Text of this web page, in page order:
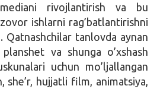
rivojlantirish va bu
ishlarni rag’batlantirishni
Qatnashchilar tanlovda aynan
va shunga o’xshash
uchun mo’ljallangan
she’r, hujjatli film, animatsiya,